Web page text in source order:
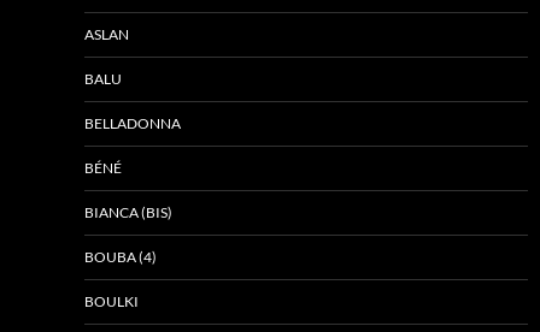
ASLAN
BALU
BELLADONNA
BÉNÉ
BIANCA (BIS)
BOUBA (4)
BOULKI